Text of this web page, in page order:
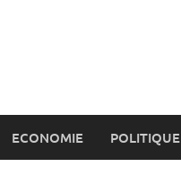
ECONOMIE POLITIQUE